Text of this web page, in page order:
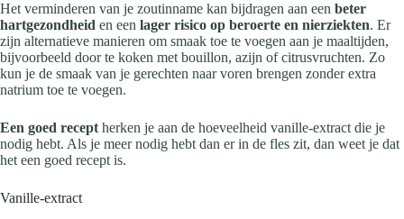
Het verminderen van je zoutinname kan bijdragen aan een beter
hartgezondheid en een lager risico op beroerte en nierziekten. Er
zijn alternatieve manieren om smaak toe te voegen aan je maaltijden,
bijvoorbeeld door te koken met bouillon, azijn of citrusvruchten. Zo
kun je de smaak van je gerechten naar voren brengen zonder extra
natrium toe te voegen.
Een goed recept herken je aan de hoeveelheid vanille-extract die je
nodig hebt. Als je meer nodig hebt dan er in de fles zit, dan weet je dat
het een goed recept is.
Vanille-extract